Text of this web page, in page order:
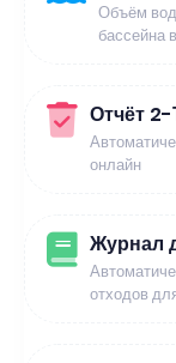
Объём
бассейна
Отчёт
онлайн
Журнал
отходов